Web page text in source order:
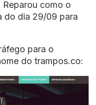
como o
do dia 29/09 para
para o
do trampos.co: